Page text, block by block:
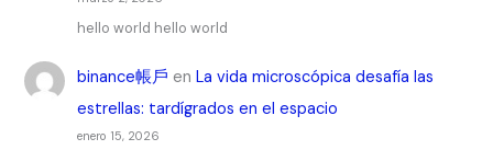
hello world hello world
binance帳戶 en La vida microscópica desafía las
estrellas: tardígrados en el espacio
enero 15, 2026